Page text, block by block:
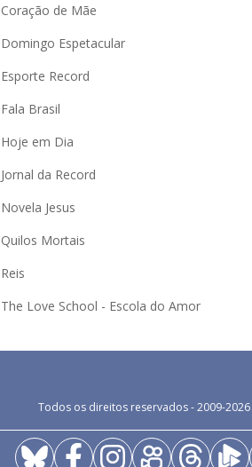
Coração de Mãe
Domingo Espetacular
Esporte Record
Fala Brasil
Hoje em Dia
Jornal da Record
Novela Jesus
Quilos Mortais
Reis
The Love School - Escola do Amor
Todos os direitos reservados - 2009-2026